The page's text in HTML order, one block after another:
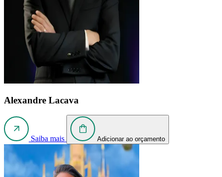
Alexandre Lacava
Saiba mais Adicionar ao orçamento